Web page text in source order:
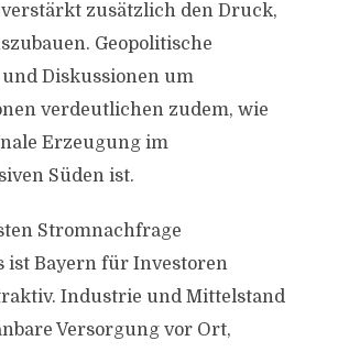
zusätzlich den Druck,
Geopolitische
Diskussionen um
verdeutlichen zudem, wie
Erzeugung im
Süden ist.
Stromnachfrage
ist Bayern für Investoren
Industrie und Mittelstand
Versorgung vor Ort,